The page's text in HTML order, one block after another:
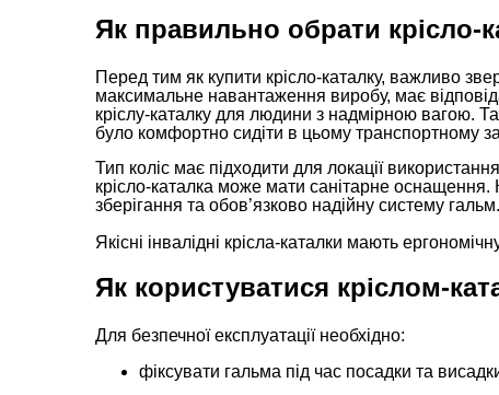
Як правильно обрати крісло-
Перед тим як купити крісло-каталку, важливо
максимальне навантаження виробу, має
кріслу-каталку для людини з надмірною вагою.
було комфортно сидіти в цьому транспортному
Тип коліс має підходити для локації
крісло-каталка може мати санітарне оснащення.
зберігання та обов’язково надійну систему гальм.
Якісні інвалідні крісла-каталки мають
Як користуватися кріслом-
Для безпечної експлуатації необхідно:
фіксувати гальма під час посадки та